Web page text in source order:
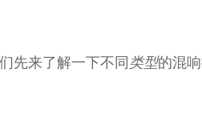
先来了解一下不同类型的混